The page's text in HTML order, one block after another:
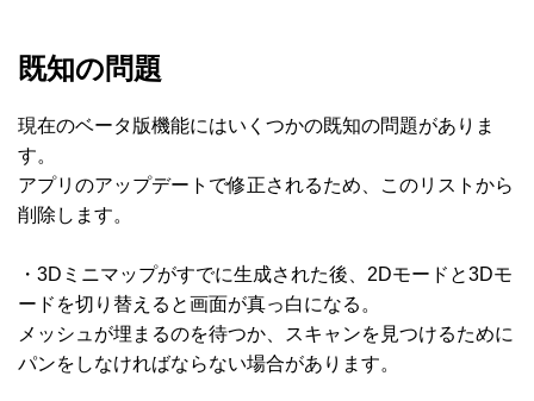
既知の問題
現在のベータ版機能にはいくつかの既知の問題がありま
す。
アプリのアップデートで修正されるため、このリストから
削除します。
・3Dミニマップがすでに生成された後、2Dモードと3Dモ
ードを切り替えると画面が真っ白になる。
メッシュが埋まるのを待つか、スキャンを見つけるために
パンをしなければならない場合があります。